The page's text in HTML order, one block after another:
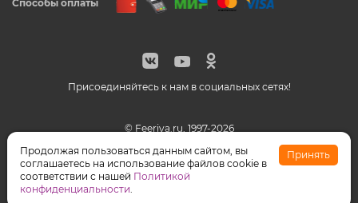
Присоединяйтесь к нам в социальных сетях!
© Feeriya.ru, 1997-2026
Способы оплаты
WhatsApp принадлежат компании Meta, признанной
экстремистской организацией на территории РФ
Продолжая пользоваться данным сайтом, вы
соглашаетесь на использование файлов cookie в
соответствии с нашей Политикой
конфиденциальности.
Принять